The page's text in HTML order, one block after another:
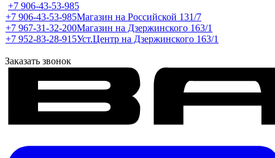
+7 906-43-53-985
+7 906-43-53-985Магазин на Российской 131/7
+7 967-31-32-200Магазин на Дзержинского 163/1
+7 952-83-28-915Уст.Центр на Дзержинского 163/1
Заказать звонок